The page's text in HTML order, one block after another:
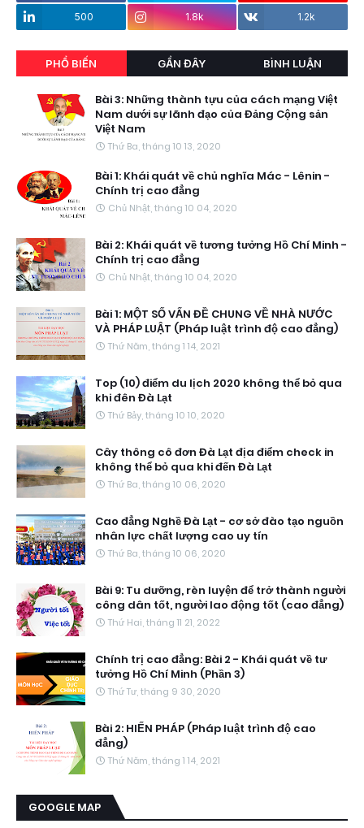
500 1.8k 1.2k
PHỔ BIẾN GẦN ĐÂY BÌNH LUẬN
Bài 3: Những thành tựu của cách mạng Việt
Nam dưới sự lãnh đạo của Đảng Cộng sản
Việt Nam
Thứ Ba, tháng 10 13, 2020
Bài 1: Khái quát về chủ nghĩa Mác - Lênin -
Chính trị cao đẳng
Chủ Nhật, tháng 10 04, 2020
Bài 2: Khái quát về tương tưởng Hồ Chí Minh -
Chính trị cao đẳng
Chủ Nhật, tháng 10 04, 2020
Bài 1: MỘT SỐ VẤN ĐỀ CHUNG VỀ NHÀ NƯỚC
VÀ PHÁP LUẬT (Pháp luật trình độ cao đẳng)
Thứ Năm, tháng 1 14, 2021
Top (10) điểm du lịch 2020 không thể bỏ qua
khi đên Đà Lạt
Thứ Bảy, tháng 10 10, 2020
Cây thông cô đơn Đà Lạt địa điểm check in
không thể bỏ qua khi đến Đà Lạt
Thứ Ba, tháng 10 06, 2020
Cao đẳng Nghề Đà Lạt - cơ sở đào tạo nguồn
nhân lực chất lượng cao uy tín
Thứ Ba, tháng 10 06, 2020
Bài 9: Tu dưỡng, rèn luyện để trở thành người
công dân tốt, người lao động tốt (cao đẳng)
Thứ Hai, tháng 11 21, 2022
Chính trị cao đẳng: Bài 2 - Khái quát về tư
tưởng Hồ Chí Minh (Phần 3)
Thứ Tư, tháng 9 30, 2020
Bài 2: HIẾN PHÁP (Pháp luật trình độ cao
đẳng)
Thứ Năm, tháng 1 14, 2021
GOOGLE MAP